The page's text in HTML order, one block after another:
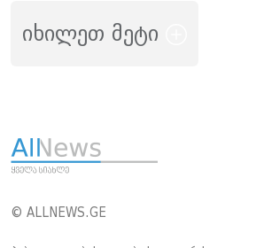
იხილეთ მეტი
© ALLNEWS.GE